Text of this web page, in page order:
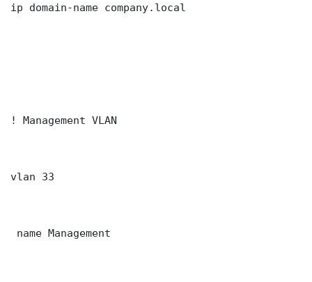
ip domain-name company.local
! Management VLAN
vlan 33
name Management